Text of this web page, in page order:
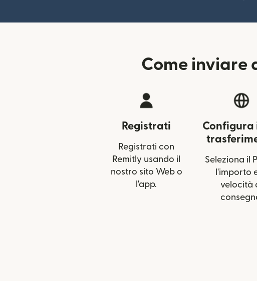
Come inviare
Registrati
Registrati con
Remitly usando il
nostro sito Web o
l'app.
Configura
Seleziona il
l'importo
velocità